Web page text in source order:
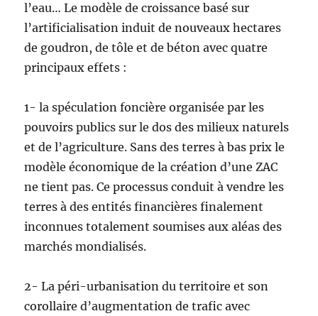
l’eau… Le modèle de croissance basé sur
l’artificialisation induit de nouveaux hectares
de goudron, de tôle et de béton avec quatre
principaux effets :
1- la spéculation foncière organisée par les
pouvoirs publics sur le dos des milieux naturels
et de l’agriculture. Sans des terres à bas prix le
modèle économique de la création d’une ZAC
ne tient pas. Ce processus conduit à vendre les
terres à des entités financières finalement
inconnues totalement soumises aux aléas des
marchés mondialisés.
2- La péri-urbanisation du territoire et son
corollaire d’augmentation de trafic avec